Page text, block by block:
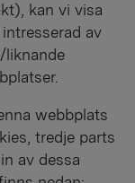
kan vi visa
av
liknande
webbplats
tredje parts
av dessa